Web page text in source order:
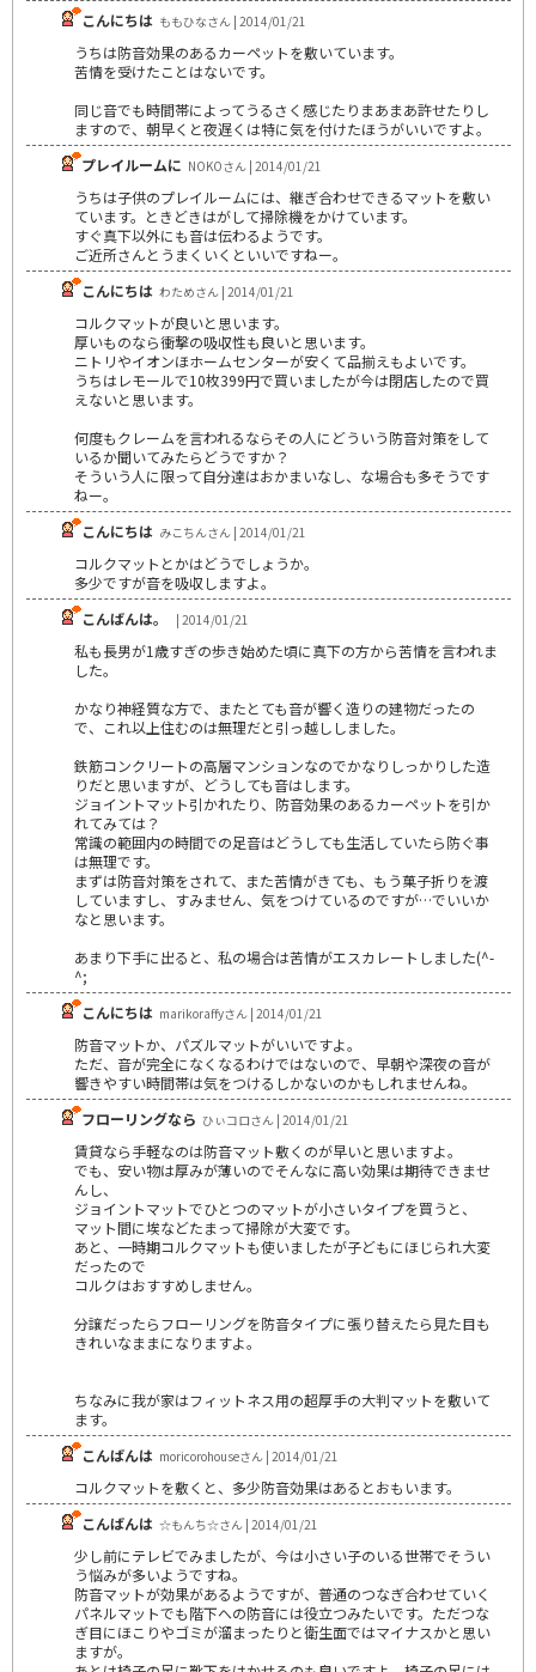
こんにちは ももひなさん | 2014/01/21
うちは防音効果のあるカーペットを敷いています。
苦情を受けたことはないです。
同じ音でも時間帯によってうるさく感じたりまあまあ許せたりし
ますので、朝早くと夜遅くは特に気を付けたほうがいいですよ。
プレイルームに NOKOさん | 2014/01/21
うちは子供のプレイルームには、継ぎ合わせできるマットを敷い
ています。ときどきはがして掃除機をかけています。
すぐ真下以外にも音は伝わるようです。
ご近所さんとうまくいくといいですねー。
こんにちは わためさん | 2014/01/21
コルクマットが良いと思います。
厚いものなら衝撃の吸収性も良いと思います。
ニトリやイオンほホームセンターが安くて品揃えもよいです。
うちはレモールで10枚399円で買いましたが今は閉店したので買
えないと思います。
何度もクレームを言われるならその人にどういう防音対策をして
いるか聞いてみたらどうですか？
そういう人に限って自分達はおかまいなし、な場合も多そうです
ねー。
こんにちは みこちんさん | 2014/01/21
コルクマットとかはどうでしょうか。
多少ですが音を吸収しますよ。
こんばんは。
| 2014/01/21
私も長男が1歳すぎの歩き始めた頃に真下の方から苦情を言われま
した。
かなり神経質な方で、またとても音が響く造りの建物だったの
で、これ以上住むのは無理だと引っ越ししました。
鉄筋コンクリートの高層マンションなのでかなりしっかりした造
りだと思いますが、どうしても音はします。
ジョイントマット引かれたり、防音効果のあるカーペットを引か
れてみては？
常識の範囲内の時間での足音はどうしても生活していたら防ぐ事
は無理です。
まずは防音対策をされて、また苦情がきても、もう菓子折りを渡
していますし、すみません、気をつけているのですが…でいいか
なと思います。
あまり下手に出ると、私の場合は苦情がエスカレートしました(^-
^;
こんにちは marikoraffyさん | 2014/01/21
防音マットか、パズルマットがいいですよ。
ただ、音が完全になくなるわけではないので、早朝や深夜の音が
響きやすい時間帯は気をつけるしかないのかもしれませんね。
フローリングなら ひぃコロさん | 2014/01/21
賃貸なら手軽なのは防音マット敷くのが早いと思いますよ。
でも、安い物は厚みが薄いのでそんなに高い効果は期待できませ
んし、
ジョイントマットでひとつのマットが小さいタイプを買うと、
マット間に埃などたまって掃除が大変です。
あと、一時期コルクマットも使いましたが子どもにほじられ大変
だったので
コルクはおすすめしません。
分譲だったらフローリングを防音タイプに張り替えたら見た目も
きれいなままになりますよ。
ちなみに我が家はフィットネス用の超厚手の大判マットを敷いて
ます。
こんばんは moricorohouseさん | 2014/01/21
コルクマットを敷くと、多少防音効果はあるとおもいます。
こんばんは ☆もんち☆さん | 2014/01/21
少し前にテレビでみましたが、今は小さい子のいる世帯でそうい
う悩みが多いようですね。
防音マットが効果があるようですが、普通のつなぎ合わせていく
パネルマットでも階下への防音には役立つみたいです。ただつな
ぎ目にほこりやゴミが溜まったりと衛生面ではマイナスかと思い
ますが。